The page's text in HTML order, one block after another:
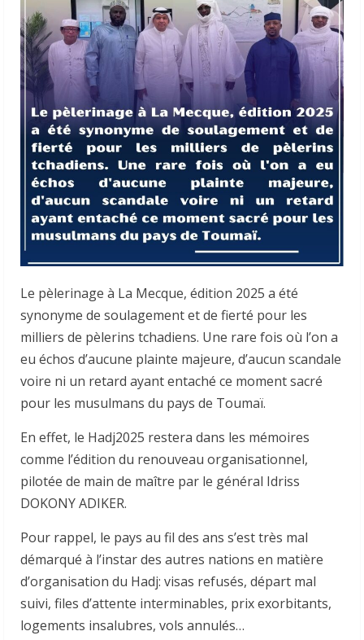
Le pèlerinage à La Mecque, édition 2025 a été
synonyme de soulagement et de fierté pour les
milliers de pèlerins tchadiens. Une rare fois où l’on a
eu échos d’aucune plainte majeure, d’aucun scandale
voire ni un retard ayant entaché ce moment sacré
pour les musulmans du pays de Toumaï.
En effet, le Hadj2025 restera dans les mémoires
comme l’édition du renouveau organisationnel,
pilotée de main de maître par le général Idriss
DOKONY ADIKER.
Pour rappel, le pays au fil des ans s’est très mal
démarqué à l’instar des autres nations en matière
d’organisation du Hadj: visas refusés, départ mal
suivi, files d’attente interminables, prix exorbitants,
logements insalubres, vols annulés…